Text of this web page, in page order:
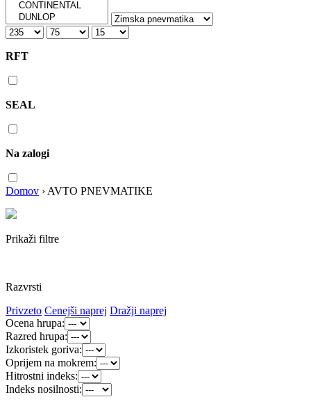
RFT
SEAL
Na zalogi
Domov › AVTO PNEVMATIKE
Prikaži filtre
Razvrsti
Privzeto Cenejši naprej Dražji naprej
Ocena hrupa:
Razred hrupa:
Izkoristek goriva:
Oprijem na mokrem:
Hitrostni indeks:
Indeks nosilnosti: